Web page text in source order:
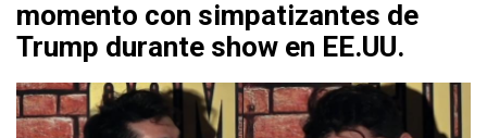
momento con simpatizantes de
Trump durante show en EE.UU.